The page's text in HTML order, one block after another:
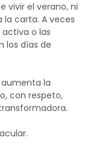
vivir el verano, ni
la carta. A veces
o las
los días de
la
con respeto,